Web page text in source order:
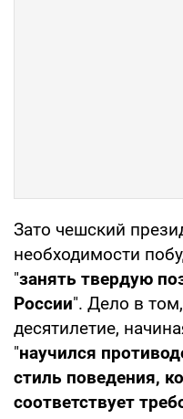
Зато чешский
необходимости
"занять твердую
России". Дело в
десятилетие,
"научился
стиль поведения,
соответствует